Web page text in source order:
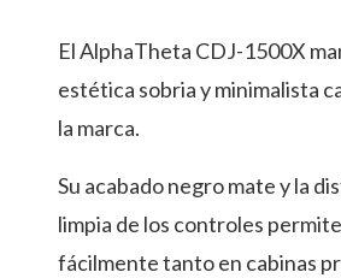
El AlphaTheta CDJ-1500X
estética sobria y minimalista
la marca.
Su acabado negro mate y la
limpia de los controles
fácilmente tanto en cabinas